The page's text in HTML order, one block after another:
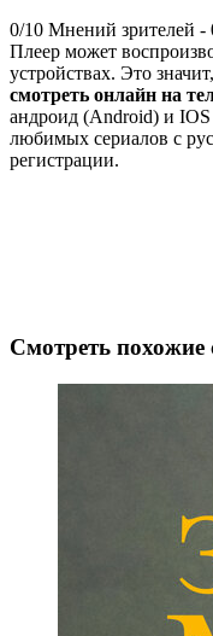
0/10 Мнений зрителей -
Плеер может
устройствах. Это
смотреть онлайн на
андроид (Android) и
любимых сериалов с
регистрации.
Смотреть